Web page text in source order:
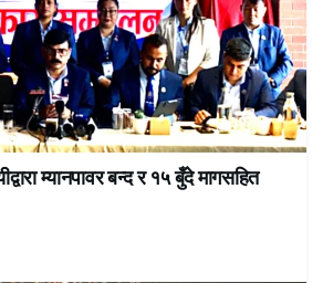
म्यानपावर बन्द र १५ बुँदे मागसहित